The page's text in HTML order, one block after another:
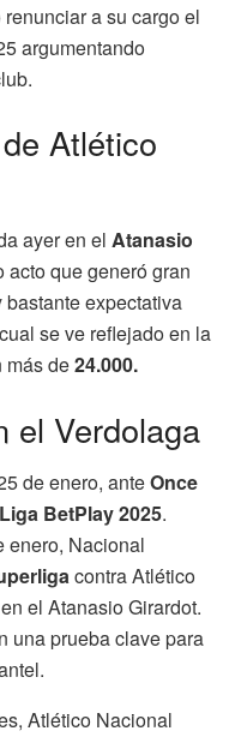
a su cargo el
argumentando
Atlético
ayer en el Atanasio
acto que generó gran
expectativa
se ve reflejado en la
más de24.000.
el Verdolaga
de enero, anteOnce
Liga BetPlay 2025.
enero, Nacional
contra Atlético
el Atanasio Girardot.
una prueba clave para
Atlético Nacional